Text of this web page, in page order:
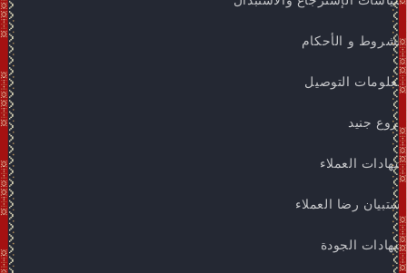
الشروط و الأحكام
معلومات التوصيل
فروع جنيد
شهادات العملاء
استبيان رضا العملاء
شهادات الجودة